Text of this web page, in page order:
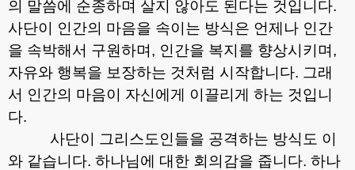
의 말씀에 순종하며 살지 않아도 된다는 것입니다.
사단이 인간의 마음을 속이는 방식은 언제나 인간
을 속박해서 구원하며 , 인간을 복지를 향상시키며 ,
자유와 행복을 보장하는 것처럼 시작합니다. 그래
서 인간의 마음이 자신에게 이끌리게 하는 것입니
다.
사단이 그리스도인들을 공격하는 방식도 이
와 같습니다. 하나님에 대한 회의감을 줍니다. 하나